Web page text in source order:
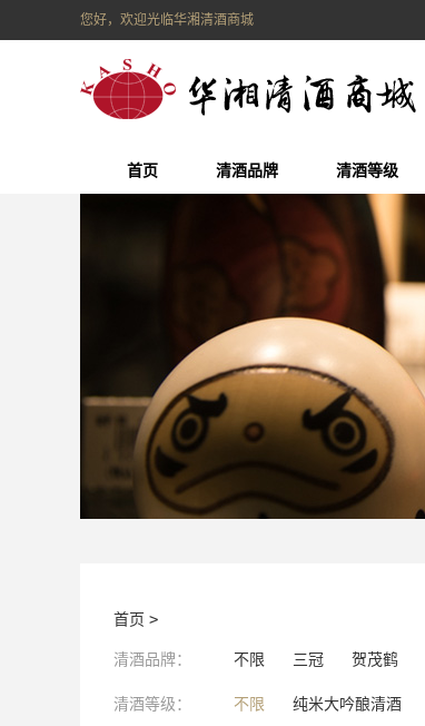
您好，欢迎光临华湘清酒商城
首页 清酒品牌 清酒等级
首页 >
清酒品牌： 不限 三冠 贺茂鹤
清酒等级： 不限 纯米大吟酿清酒